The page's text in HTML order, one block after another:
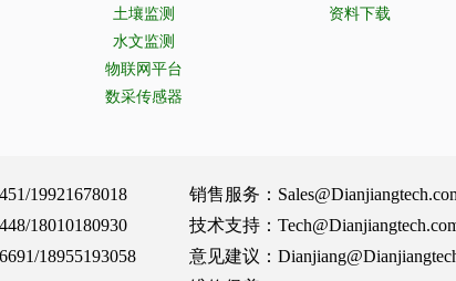
土壤监测
水文监测
物联网平台
数采传感器
资料下载
19921678018 销售服务：
18010180930 技术支持：
18955193058 意见建议：